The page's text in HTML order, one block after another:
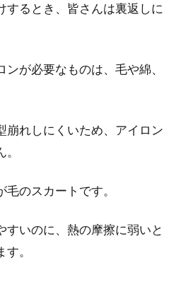
いデニムは簡単なハンドメイ
もう履かないデニムや、サイズが合わず
！応用もさまざま！
を使ったマフラーの編み方と言っても、
類は多数あります。道具や使う毛糸の太
するとき、皆さんは裏返しに
が必要なものは、毛や綿、
崩れしにくいため、アイロン
のスカートです。
すいのに、熱の摩擦に弱いと
。